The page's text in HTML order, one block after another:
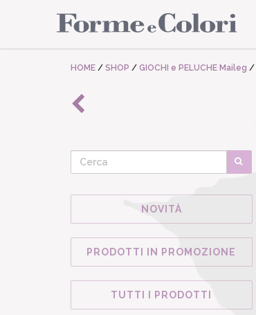
HOME / SHOP / GIOCHI e PELUCHE Maileg /
NOVITÀ
PRODOTTI IN PROMOZIONE
TUTTI I PRODOTTI